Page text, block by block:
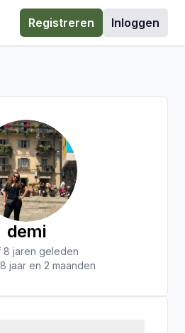
Registreren Inloggen
demi
8 jaren geleden
jaar en 2 maanden